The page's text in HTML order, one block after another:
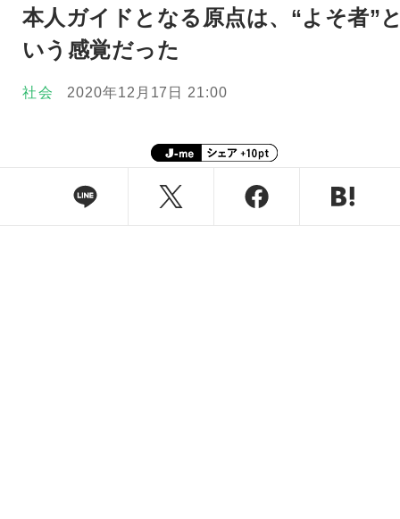
本人ガイドとなる原点は、“よそ者”
いう感覚だった
社会 2020年12月17日 21:00